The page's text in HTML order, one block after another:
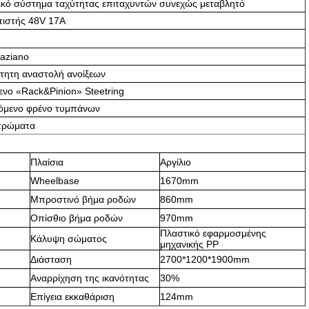
σύστημα ταχύτητας επιταχυντών συνεχώς μεταβλητό
48V 17A
αναστολή ανοίξεων
«Rack&Pinion» Steetring
φρένο τυμπάνων
Πλαίσια
Αργίλιο
Wheelbase
1670mm
Μπροστινό βήμα ροδών
860mm
Οπίσθιο βήμα ροδών
970mm
Κάλυψη σώματος
Πλαστικό εφαρμοσμένης
μηχανικής PP
Διάσταση
2700*1200*1900mm
Αναρρίχηση της ικανότητας
30%
Επίγεια εκκαθάριση
124mm